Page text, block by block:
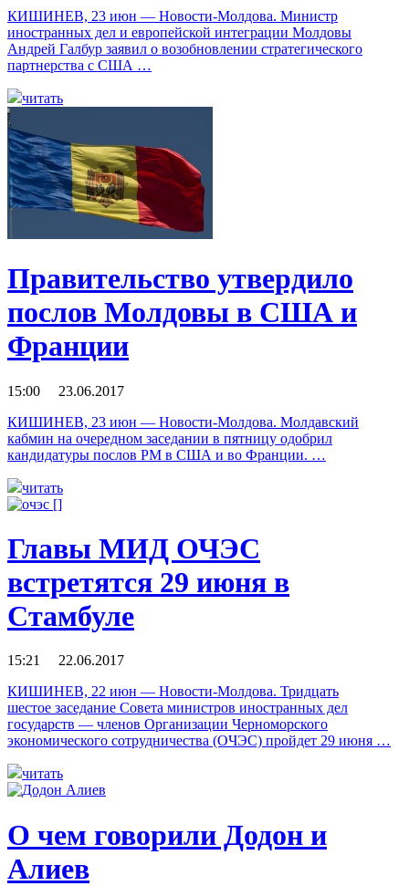
КИШИНЕВ, 23 июн — Новости-Молдова. Министр
иностранных дел и европейской интеграции Молдовы
Андрей Галбур заявил о возобновлении стратегического
партнерства с США …
читать
Правительство утвердило
послов Молдовы в США и
Франции
15:00 23.06.2017
КИШИНЕВ, 23 июн — Новости-Молдова. Молдавский
кабмин на очередном заседании в пятницу одобрил
кандидатуры послов РМ в США и во Франции. …
читать
Главы МИД ОЧЭС
встретятся 29 июня в
Стамбуле
15:21 22.06.2017
КИШИНЕВ, 22 июн — Новости-Молдова. Тридцать
шестое заседание Совета министров иностранных дел
государств — членов Организации Черноморского
экономического сотрудничества (ОЧЭС) пройдет 29 июня …
читать
О чем говорили Додон и
Алиев